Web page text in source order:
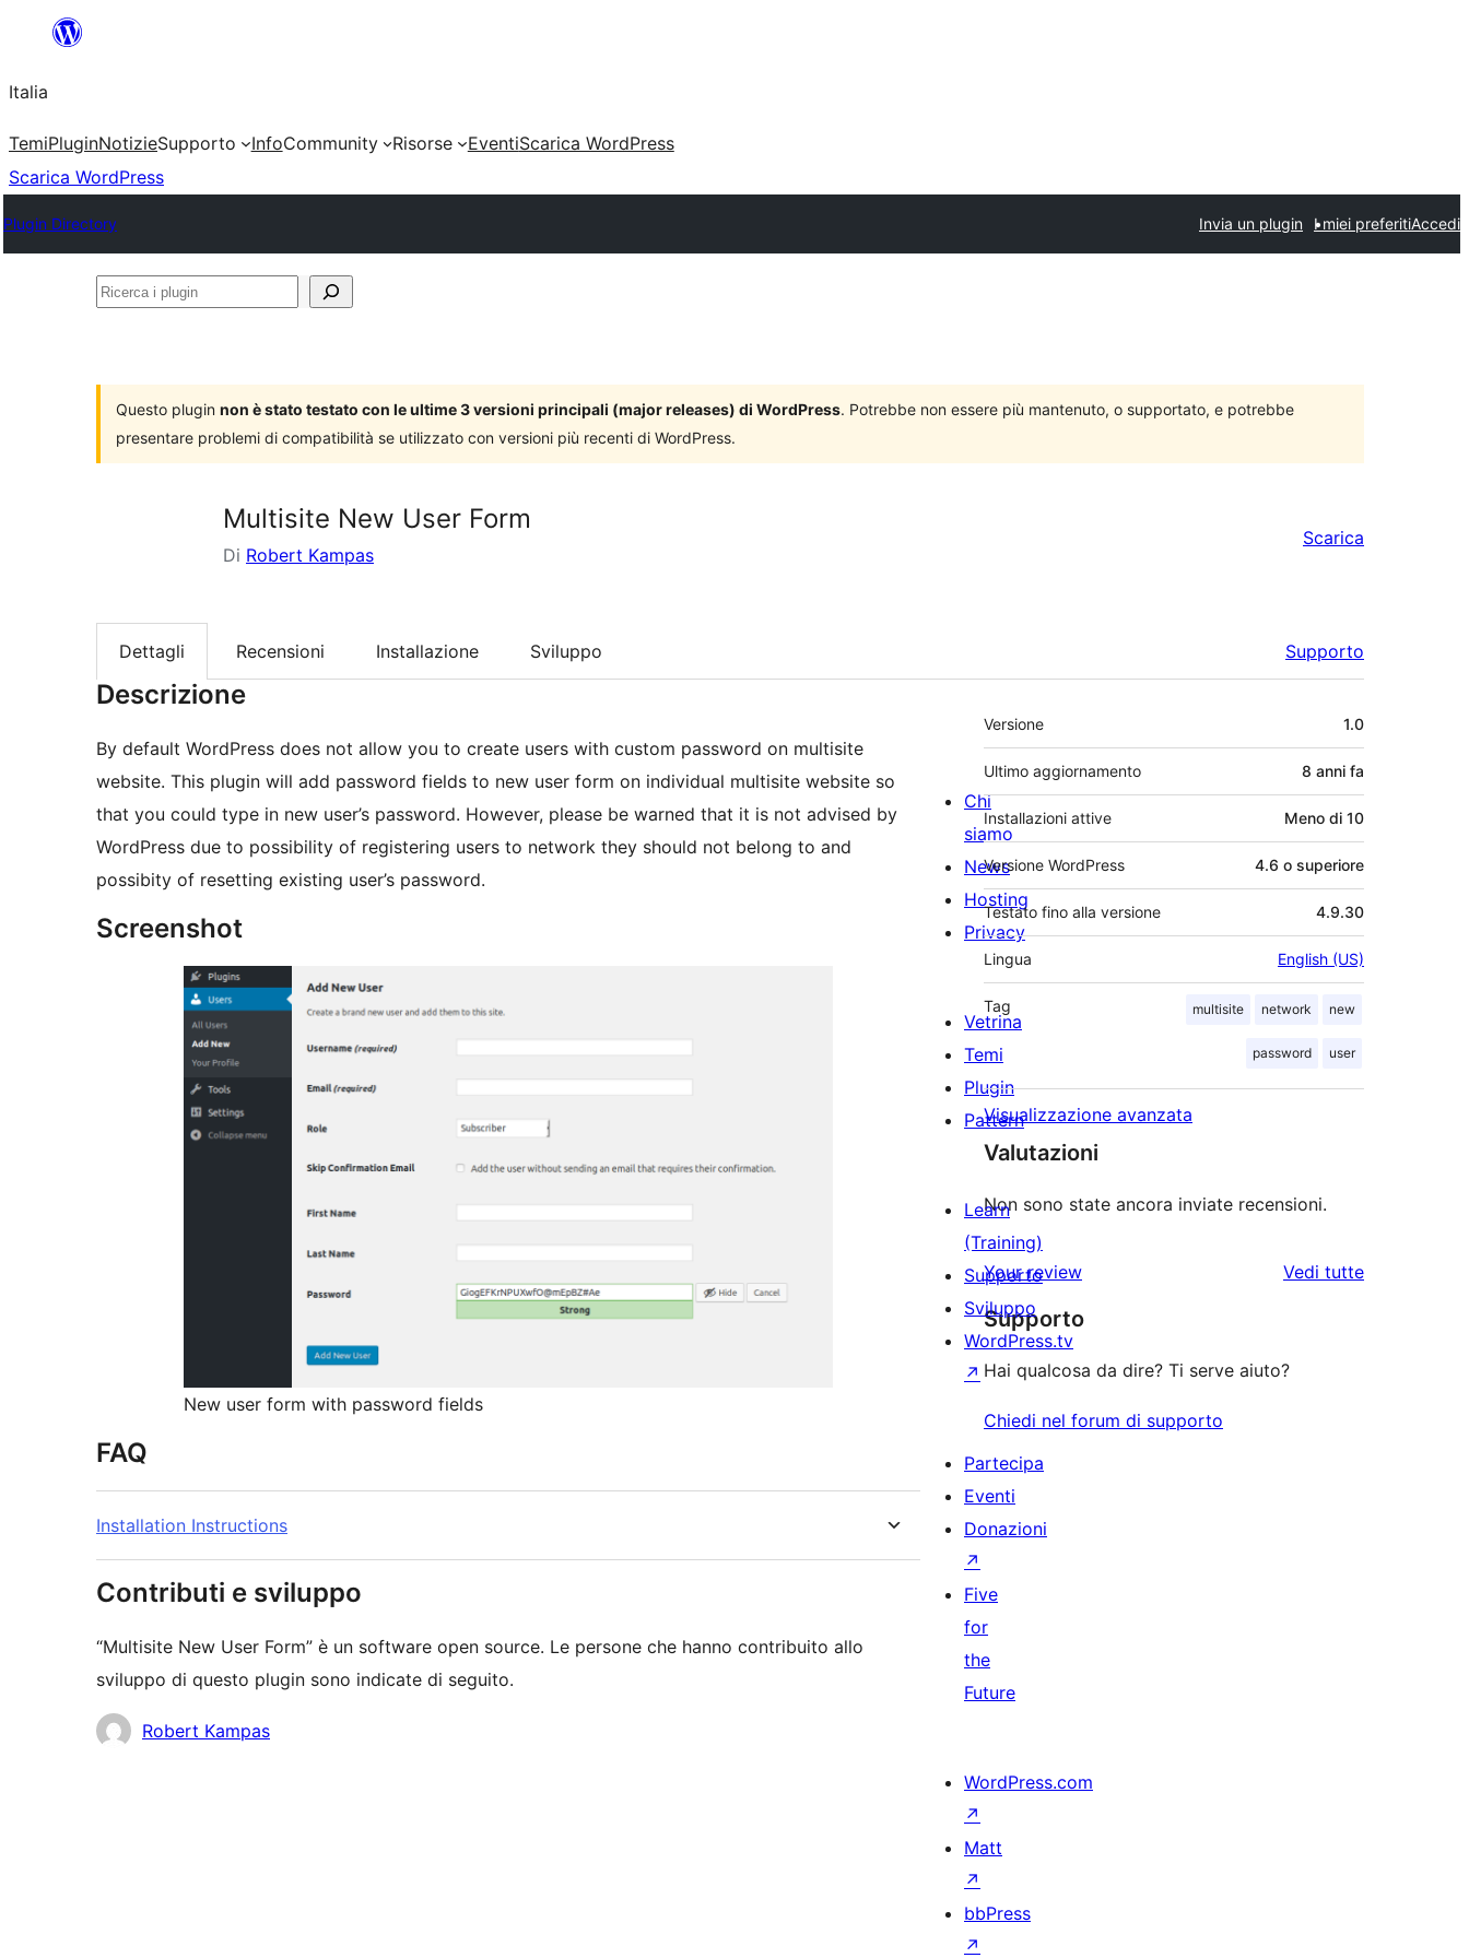
contenuto
Italia
TemiPluginNotizieSupporto InfoCommunity Risorse EventiScarica WordPress
Scarica WordPress
Plugin Directory Invia un plugin I miei preferitiAccedi
Ricerca
Questo plugin non è stato testato con le ultime 3 versioni principali (major releases) di WordPress. Potrebbe non essere più mantenuto, o supportato, e potrebbe
presentare problemi di compatibilità se utilizzato con versioni più recenti di WordPress.
Multisite New User Form
Di Robert Kampas
Scarica
Dettagli Recensioni Installazione Sviluppo Supporto
Descrizione
By default WordPress does not allow you to create users with custom password on multisite
website. This plugin will add password fields to new user form on individual multisite website so
that you could type in new user’s password. However, please be warned that it is not advised by
WordPress due to possibility of registering users to network they should not belong to and
possibity of resetting existing user’s password.
Screenshot
New user form with password fields
FAQ
Installation Instructions
Contributi e sviluppo
“Multisite New User Form” è un software open source. Le persone che hanno contribuito allo
sviluppo di questo plugin sono indicate di seguito.
Collaboratori
Robert Kampas
Meta
Versione 1.0
Ultimo aggiornamento 8 anni fa
Installazioni attive Meno di 10
Versione WordPress 4.6 o superiore
Testato fino alla versione 4.9.30
Lingua English (US)
Tag multisite network new
password user
Visualizzazione avanzata
Valutazioni
Non sono state ancora inviate recensioni.
Your review Vedi tuttele
Supporto
Hai qualcosa da dire? Ti serve aiuto?
Chiedi nel forum di supporto
Chi
siamo
News
Hosting
Privacy
Vetrina
Temi
Plugin
Pattern
Learn
(Training)
Supporto
Sviluppo
WordPress.tv
↗
Partecipa
Eventi
Donazioni
↗
Five
for
the
Future
WordPress.com
↗
Matt
↗
bbPress
↗